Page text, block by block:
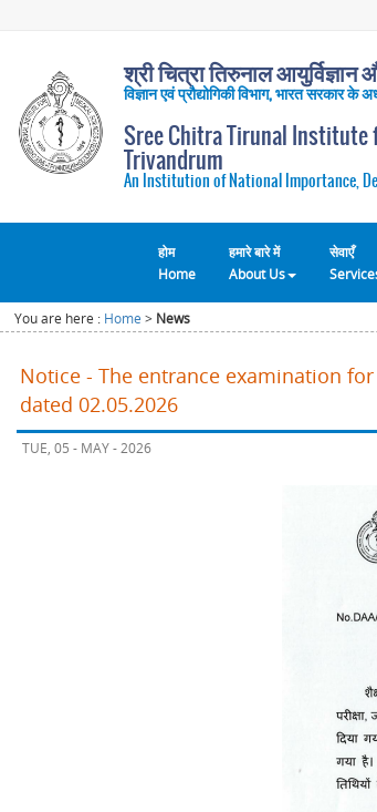
श्री चित्रा तिरुनाल आयुर्विज्ञान
विज्ञान एवं प्रौद्योगिकी विभाग, भारत सरकार
Sree Chitra Tirunal Institute
Trivandrum
An Institution of National Importance,
होम
Home
हमारे बारे में
About Us
सेवाएँ
You are here : Home > News
Notice - The entrance examination
dated 02.05.2026
TUE, 05 - MAY - 2026